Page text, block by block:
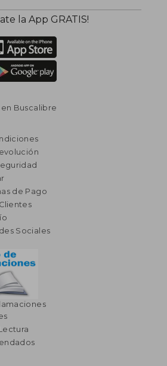
la App GRATIS!
Buscalibre
de Pago
Sociales